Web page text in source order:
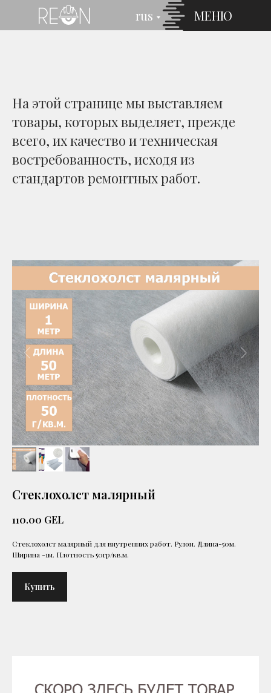
МЕНЮ
rus
На этой странице мы выставляем
товары, которых выделяет, прежде
всего, их качество и техническая
востребованность, исходя из
стандартов ремонтных работ.
Стеклохолст малярный
110.00 GEL
Стеклохолст малярный для внутренних работ. Рулон. Длина-50м.
Ширина -1м. Плотность 50гр/кв.м.
Купить